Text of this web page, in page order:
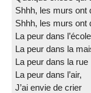
Shhh, les murs ont
Shhh, les murs ont
La peur dans
La peur dans la
La peur dans la rue
La peur dans l’air,
J’ai envie de crier